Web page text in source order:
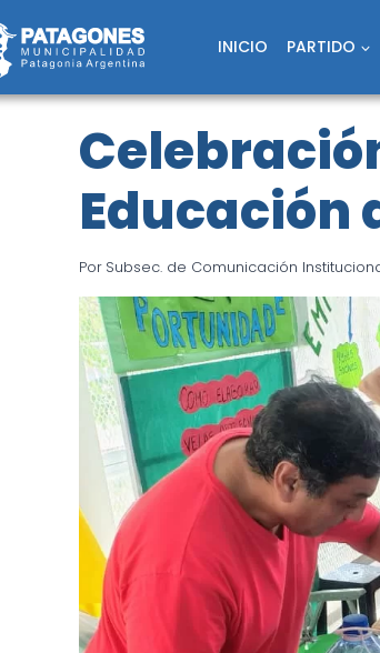
INICIO PARTIDO
Educación
Por Subsec. de Comunicación